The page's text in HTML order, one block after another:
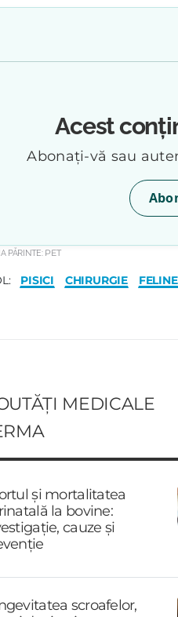
Acest
Abonați-vă sau
PĂRINTE: PET
PISICI CHIRURGIE FELINE
MEDICALE
și mortalitatea
la bovine:
cauze și
scroafelor,